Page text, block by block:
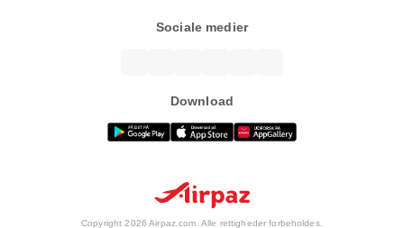
Sociale medier
Download
Copyright 2026 Airpaz.com. Alle rettigheder forbeholdes.